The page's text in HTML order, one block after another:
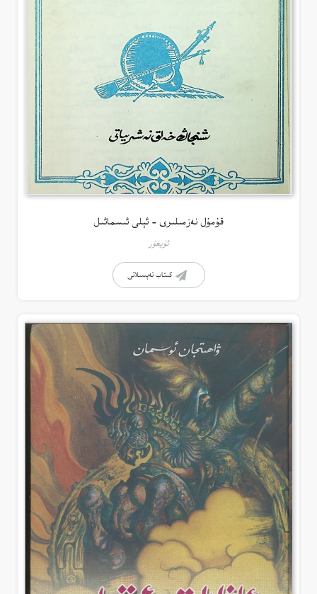
قۇمۇل نەزمىلىرى – ئېلى ئىسمائىل
ئۇيغۇر
كىتاب تەپسىلاتى